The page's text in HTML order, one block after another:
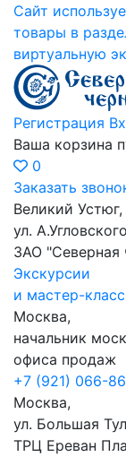
Сайт
товары в
виртуальную
Великий Устюг,
ул.
ЗАО "Северная
Экскурсии
и мастер-
Москва,
начальник
офиса продаж
+7 (921) 066-
Москва,
ул. Большая
ТРЦ Ереван
Регистрация
Ваша корзина
0
Заказать